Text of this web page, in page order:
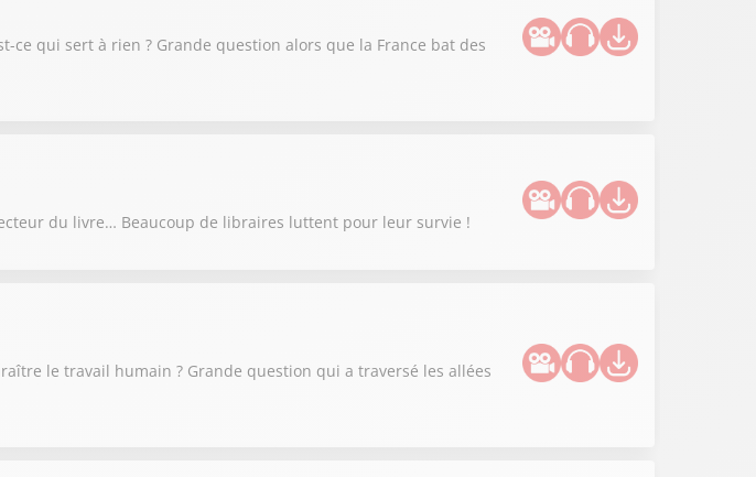
ce qui sert à rien ? Grande question alors que la France bat des
du livre… Beaucoup de libraires luttent pour leur survie !
le travail humain ? Grande question qui a traversé les allées